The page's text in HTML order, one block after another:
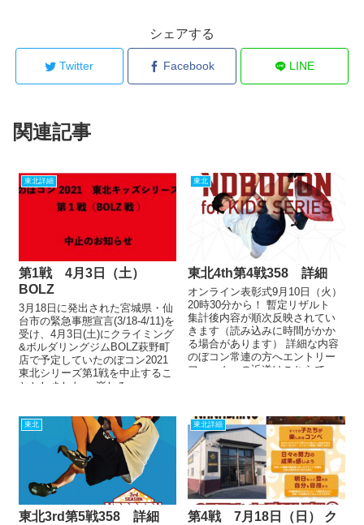
シェアする
Twitter Facebook LINE
関連記事
東北詳細
第1戦 4月3日（土）
BOLZ
3月18日に発出された宮城県・仙
台市の緊急事態宣言(3/18-4/11)を
受け、4月3日(土)にクライミング
&ボルダリングジムBOLZ萩野町
店で予定していたのぼコン2021
東北シリーズ第1戦を中止するこ
ととしました。 楽しみ...
東北
東北4th第4戦358 詳細
オンライン表彰式9月10日（火）
20時30分から！ 暫定リザルト
集計後内容が順次反映されてい
きます（読み込みに時間がかか
る場合があります） 詳細な内容
のぼコン常連の方へエントリー
フォームへの近道はこちらで...
東北
東北3rd第5戦358 詳細
東北詳細
第4戦 7月18日（日） ク